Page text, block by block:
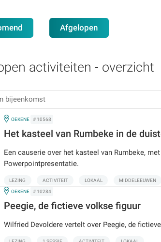
Afgelopen
activiteiten - overzicht
IN
OEKENE # 10568
Het kasteel van Rumbeke in de
Een causerie over het kasteel van Rumbeke,
Powerpointpresentatie.
LEZING ACTIVITEIT LOKAAL MIDDELEEUWEN
IN
OEKENE # 10284
Peegie, de fictieve volkse figuur
Wilfried Devoldere vertelt over Peegie, de